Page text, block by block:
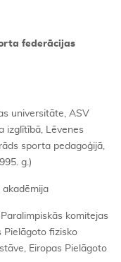
federācijas
universitāte, ASV
izglītībā, Lēvenes
sporta pedagoģijā,
g.)
akadēmija
komitejas
Pielāgoto fizisko
Eiropas Pielāgoto